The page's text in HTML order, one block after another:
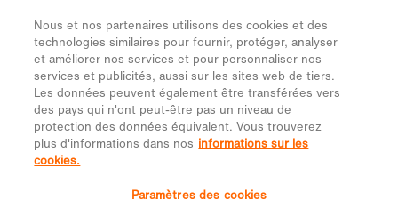
Nous et nos partenaires utilisons des cookies et des
technologies similaires pour fournir, protéger, analyser
et améliorer nos services et pour personnaliser nos
services et publicités, aussi sur les sites web de tiers.
Les données peuvent également être transférées vers
des pays qui n'ont peut-être pas un niveau de
protection des données équivalent. Vous trouverez
plus d'informations dans nos informations sur les
cookies.
Paramètres des cookies